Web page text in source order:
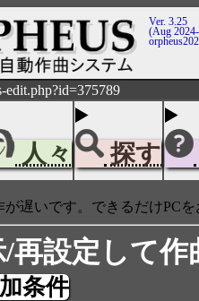
Ver. 3.25
(Aug
edit.php?id=375789
人々 探す
遅いです。できるだけPC
再設定して作
条件